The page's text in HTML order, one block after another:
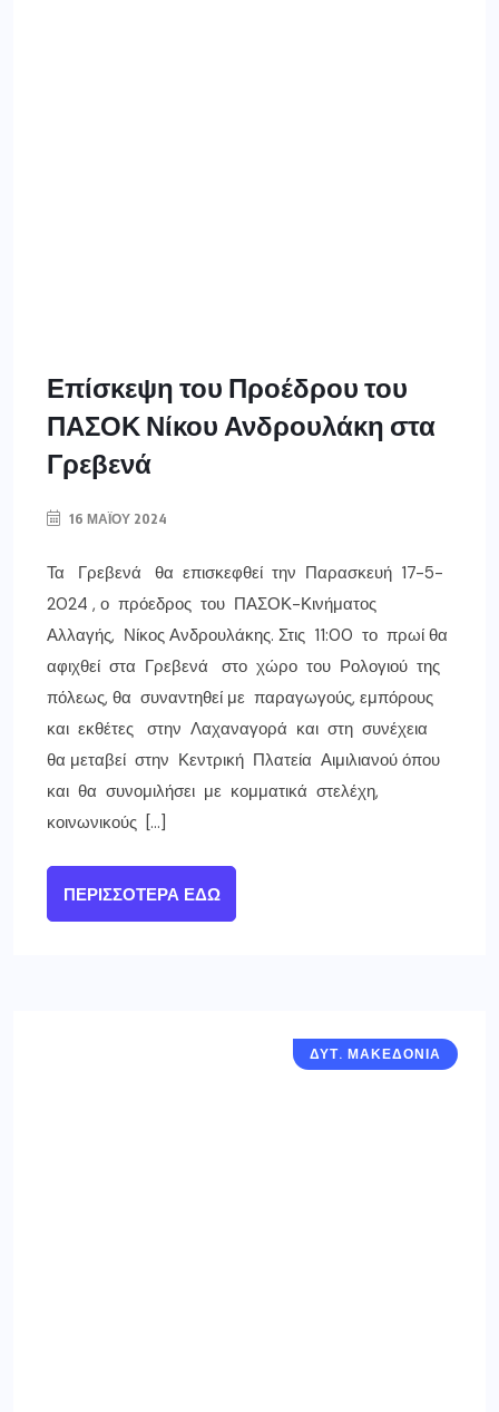
Επίσκεψη του Προέδρου του
ΠΑΣΟΚ Νίκου Ανδρουλάκη στα
Γρεβενά
16 ΜΑΪ́ΟΥ 2024
Τα Γρεβενά θα επισκεφθεί την Παρασκευή 17-5-
2024 , ο πρόεδρος του ΠΑΣΟΚ-Κινήματος
Αλλαγής, Νίκος Ανδρουλάκης. Στις 11:00 το πρωί θα
αφιχθεί στα Γρεβενά στο χώρο του Ρολογιού της
πόλεως, θα συναντηθεί με παραγωγούς, εμπόρους
και εκθέτες στην Λαχαναγορά και στη συνέχεια
θα μεταβεί στην Κεντρική Πλατεία Αιμιλιανού όπου
και θα συνομιλήσει με κομματικά στελέχη,
κοινωνικούς […]
ΠΕΡΙΣΣΌΤΕΡΑ ΕΔΏ
ΔΥΤ. ΜΑΚΕΔΟΝΙΑ